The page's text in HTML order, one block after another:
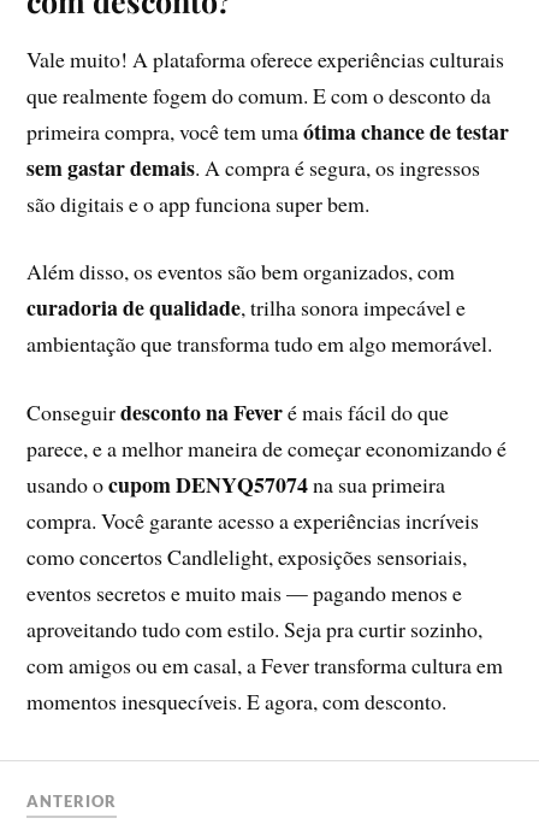
Vale muito! A plataforma oferece experiências culturais
que realmente fogem do comum. E com o desconto da
primeira compra, você tem umaótima chance de testar
sem gastar demais. A compra é segura, os ingressos
são digitais e o app funciona super bem.
Além disso, os eventos são bem organizados, com
curadoria de qualidade, trilha sonora impecável e
ambientação que transforma tudo em algo memorável.
Conseguirdesconto na Feveré mais fácil do que
parece, e a melhor maneira de começar economizando é
usando ocupom DENYQ57074na sua primeira
compra. Você garante acesso a experiências incríveis
como concertos Candlelight, exposições sensoriais,
eventos secretos e muito mais — pagando menos e
aproveitando tudo com estilo. Seja pra curtir sozinho,
com amigos ou em casal, a Fever transforma cultura em
momentos inesquecíveis. E agora, com desconto.
ANTERIOR